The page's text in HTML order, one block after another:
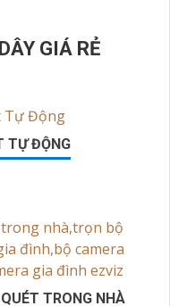
GIÁ RẺ
TỰ ĐỘNG
TRONG NHÀ